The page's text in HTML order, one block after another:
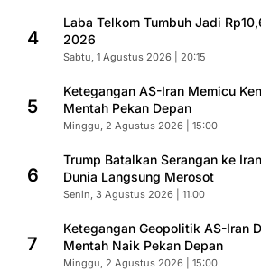
4
Laba Telkom Tumbuh Jadi
2026
Sabtu, 1 Agustus 2026 | 20:15
5
Ketegangan AS-Iran Memicu
Mentah Pekan Depan
Minggu, 2 Agustus 2026 | 15:00
6
Trump Batalkan Serangan ke
Dunia Langsung Merosot
Senin, 3 Agustus 2026 | 11:00
7
Ketegangan Geopolitik AS-Iran
Mentah Naik Pekan Depan
Minggu, 2 Agustus 2026 | 15:00